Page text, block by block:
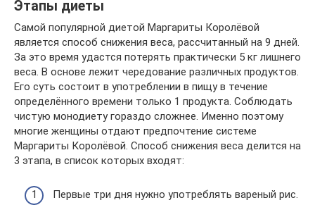
Этапы диеты
Самой популярной диетой Маргариты Королёвой
является способ снижения веса, рассчитанный на 9 дней.
За это время удастся потерять практически 5 кг лишнего
веса. В основе лежит чередование различных продуктов.
Его суть состоит в употреблении в пищу в течение
определённого времени только 1 продукта. Соблюдать
чистую монодиету гораздо сложнее. Именно поэтому
многие женщины отдают предпочтение системе
Маргариты Королёвой. Способ снижения веса делится на
3 этапа, в список которых входят:
Первые три дня нужно употреблять вареный рис.